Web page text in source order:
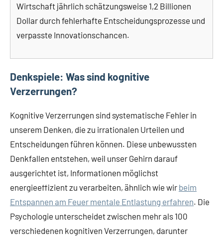
Wirtschaft jährlich schätzungsweise 1,2 Billionen
Dollar durch fehlerhafte Entscheidungsprozesse und
verpasste Innovationschancen.
Denkspiele: Was sind kognitive
Verzerrungen?
Kognitive Verzerrungen sind systematische Fehler in
unserem Denken, die zu irrationalen Urteilen und
Entscheidungen führen können. Diese unbewussten
Denkfallen entstehen, weil unser Gehirn darauf
ausgerichtet ist, Informationen möglichst
energieeffizient zu verarbeiten, ähnlich wie wir beim
Entspannen am Feuer mentale Entlastung erfahren. Die
Psychologie unterscheidet zwischen mehr als 100
verschiedenen kognitiven Verzerrungen, darunter